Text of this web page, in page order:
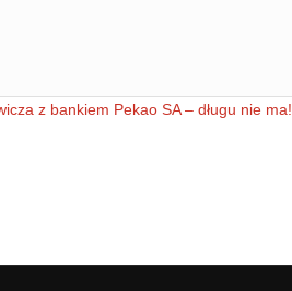
z bankiem Pekao SA – długu nie ma!